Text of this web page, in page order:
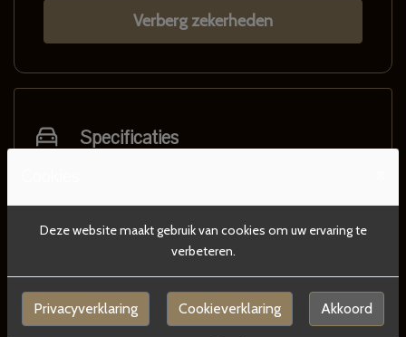
Deze website maakt gebruik van cookies om uw ervaring te
verbeteren.
Privacyverklaring Cookieverklaring Akkoord
Verberg zekerheden
Specificaties
BTW of Marge
Marge
Datum eerste toelating
05-02-2019
(internationaal)
Tellerstand
99.965 KM